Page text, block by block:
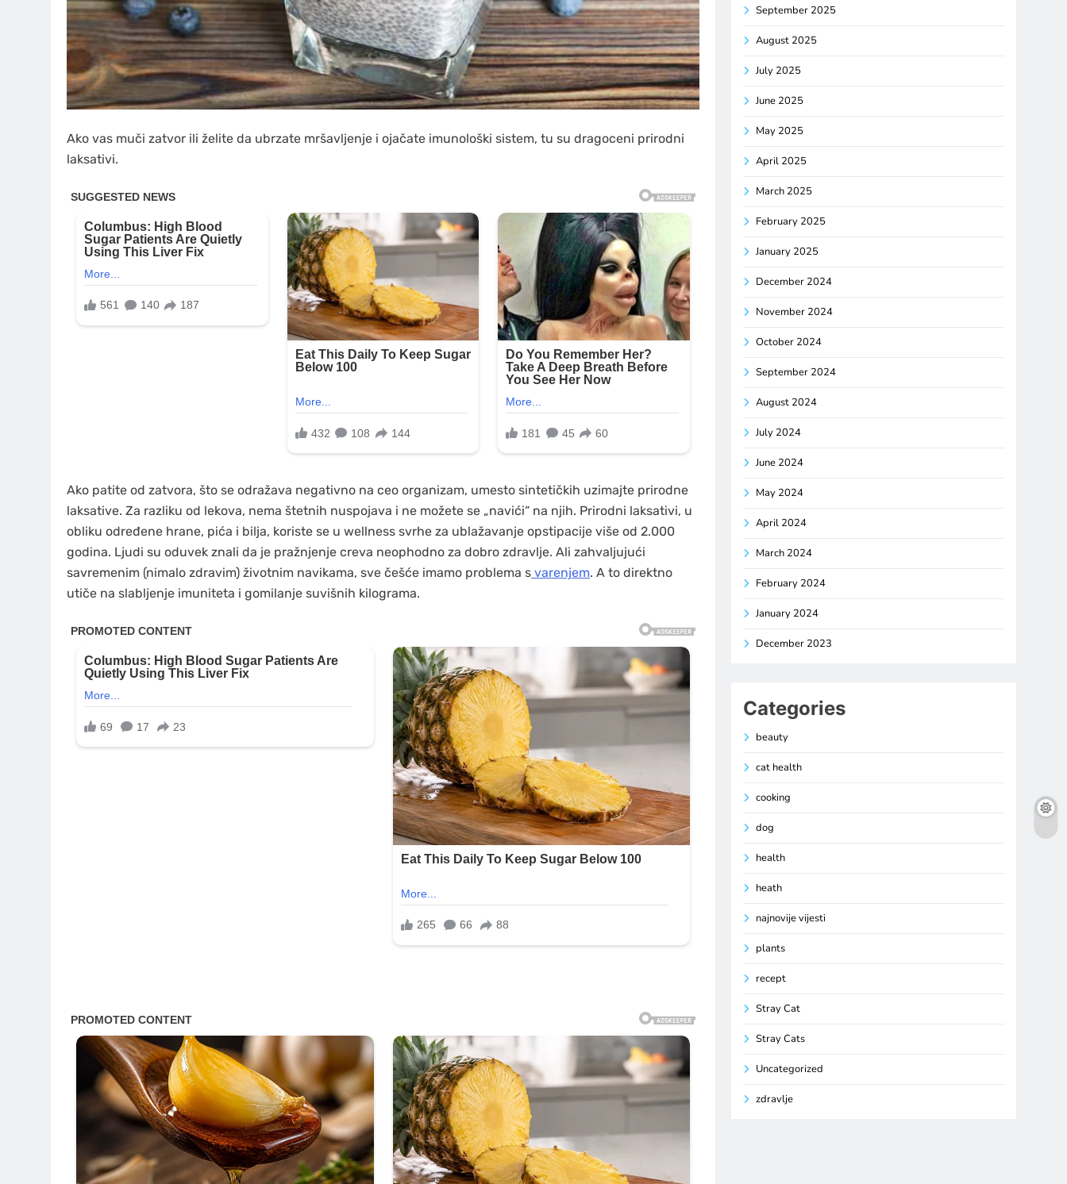
Ako vas muči zatvor ili želite da ubrzate mršavljenje i ojačate imunološki sistem, tu su dragoceni prirodni
laksativi.
Ako patite od zatvora, što se odražava negativno na ceo organizam, umesto sintetičkih uzimajte prirodne
laksative. Za razliku od lekova, nema štetnih nuspojava i ne možete se „navići“ na njih. Prirodni laksativi, u
obliku određene hrane, pića i bilja, koriste se u wellness svrhe za ublažavanje opstipacije više od 2.000
godina. Ljudi su oduvek znali da je pražnjenje creva neophodno za dobro zdravlje. Ali zahvaljujući
savremenim (nimalo zdravim) životnim navikama, sve češće imamo problema s varenjem. A to direktno
utiče na slabljenje imuniteta i gomilanje suvišnih kilograma.
September 2025
August 2025
July 2025
June 2025
May 2025
April 2025
March 2025
February 2025
January 2025
December 2024
November 2024
October 2024
September 2024
August 2024
July 2024
June 2024
May 2024
April 2024
March 2024
February 2024
January 2024
December 2023
Categories
beauty
cat health
cooking
dog
health
heath
najnovije vijesti
plants
recept
Stray Cat
Stray Cats
Uncategorized
zdravlje